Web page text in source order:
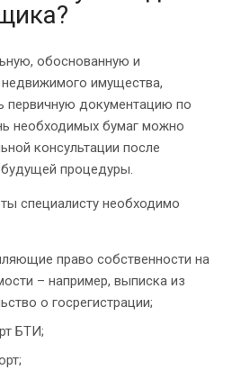
обоснованную и
имущества,
первичную документацию по
необходимых бумаг можно
консультации после
процедуры.
специалисту необходимо
право собственности на
– например, выписка из
о госрегистрации;
БТИ;